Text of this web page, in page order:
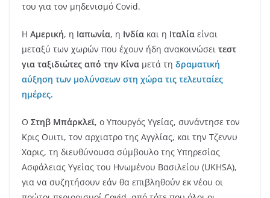
του για τον μηδενισμό Covid.
Η Αμερική, η Ιαπωνία, η Ινδία και η Ιταλία είναι
μεταξύ των χωρών που έχουν ήδη ανακοινώσει τεστ
για ταξιδιώτες από την Κίνα μετά τη δραματική
αύξηση των μολύνσεων στη χώρα τις τελευταίες
ημέρες.
Ο Στηβ Μπάρκλεϊ, ο Υπουργός Υγείας, συνάντησε τον
Κρις Ουιτι, τον αρχιατρο της Αγγλίας, και την Τζεννυ
Χαρις, τη διευθύνουσα σύμβουλο της Υπηρεσίας
Ασφάλειας Υγείας του Ηνωμένου Βασιλείου (UKHSA),
για να συζητήσουν εάν θα επιβληθούν εκ νέου οι